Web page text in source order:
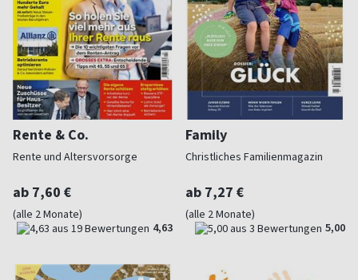
Rente & Co.
Rente und Altersvorsorge
ab 7,60 €
(alle 2 Monate)
4,63
Family
Christliches Familienmagazin
ab 7,27 €
(alle 2 Monate)
5,00